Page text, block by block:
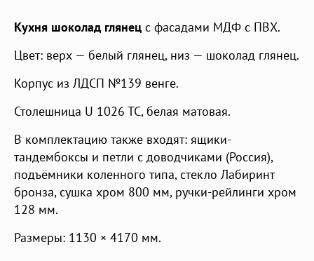
Кухня шоколад глянец с фасадами МДФ с ПВХ.
Цвет: верх — белый глянец, низ — шоколад глянец.
Корпус из ЛДСП №139 венге.
Столешница U 1026 TC, белая матовая.
В комплектацию также входят: ящики-
тандембоксы и петли с доводчиками (Россия),
подъёмники коленного типа, стекло Лабиринт
бронза, сушка хром 800 мм, ручки-рейлинги хром
128 мм.
Размеры: 1130 × 4170 мм.